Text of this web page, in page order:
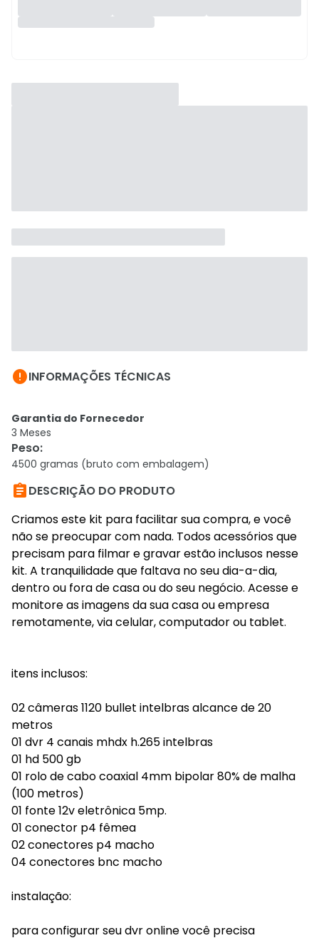
INFORMAÇÕES TÉCNICAS
Garantia do Fornecedor
3 Meses
Peso:
4500 gramas (bruto com embalagem)
DESCRIÇÃO DO PRODUTO
Criamos este kit para facilitar sua compra, e você
não se preocupar com nada. Todos acessórios que
precisam para filmar e gravar estão inclusos nesse
kit. A tranquilidade que faltava no seu dia-a-dia,
dentro ou fora de casa ou do seu negócio. Acesse e
monitore as imagens da sua casa ou empresa
remotamente, via celular, computador ou tablet.
itens inclusos:
02 câmeras 1120 bullet intelbras alcance de 20
metros
01 dvr 4 canais mhdx h.265 intelbras
01 hd 500 gb
01 rolo de cabo coaxial 4mm bipolar 80% de malha
(100 metros)
01 fonte 12v eletrônica 5mp.
01 conector p4 fêmea
02 conectores p4 macho
04 conectores bnc macho
instalação:
para configurar seu dvr online você precisa